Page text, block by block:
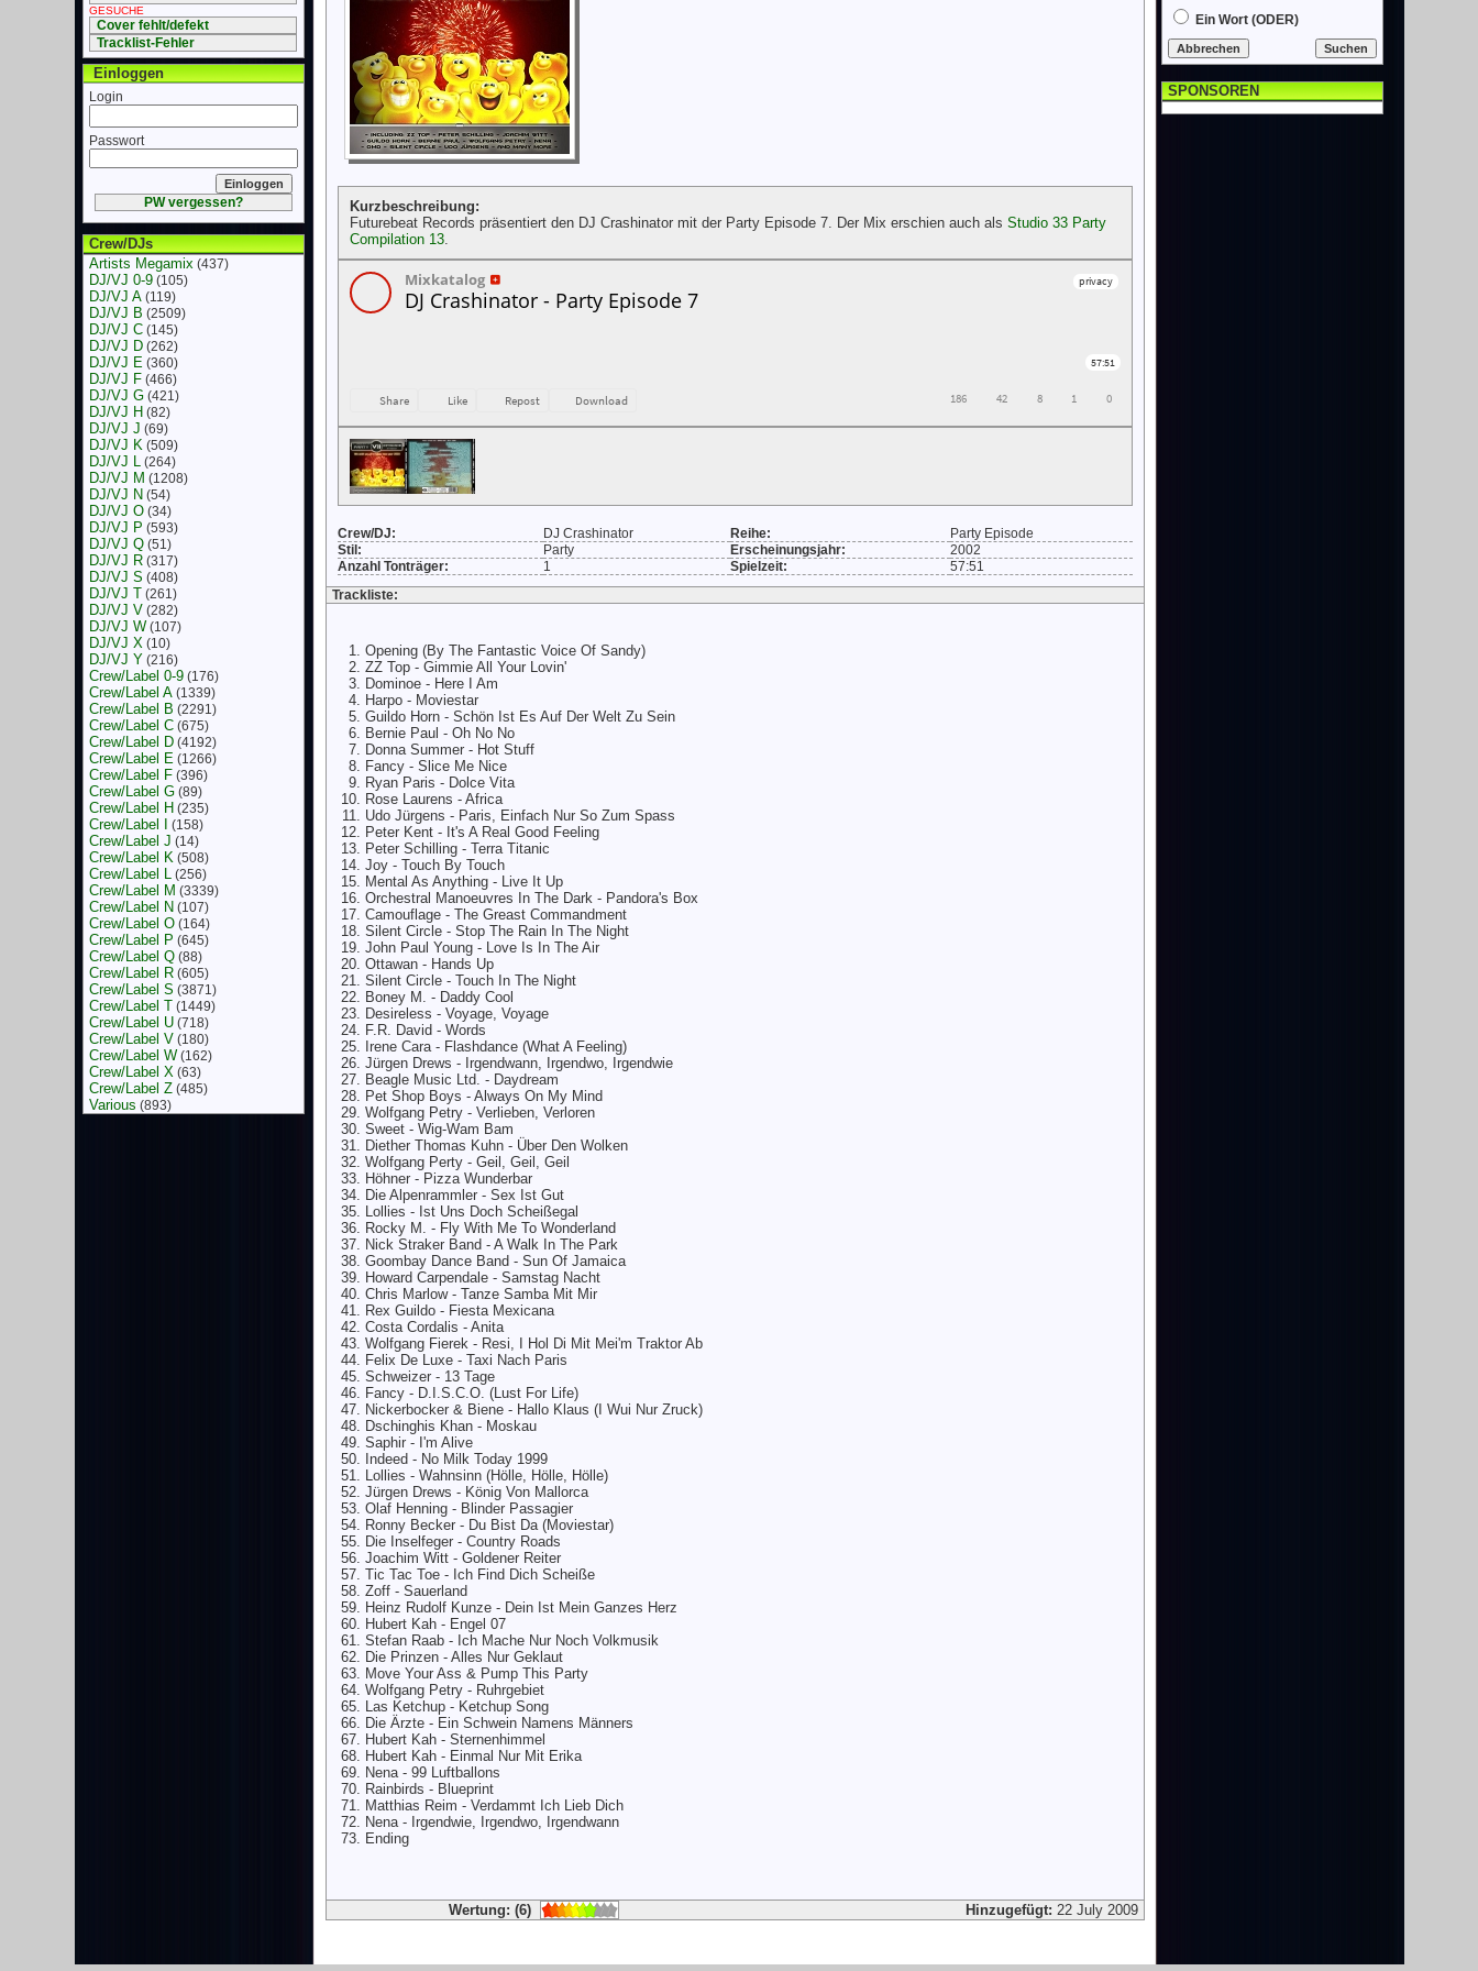
GESUCHE
Cover fehlt/defekt
Tracklist-Fehler
Einloggen
Login
Passwort
PW vergessen?
Crew/DJs
Artists Megamix(437)
DJ/VJ 0-9(105)
DJ/VJ A(119)
DJ/VJ B (2509)
DJ/VJ C(145)
DJ/VJ D(262)
DJ/VJ E(360)
DJ/VJ F(466)
DJ/VJ G(421)
DJ/VJ H (82)
DJ/VJ J (69)
DJ/VJ K(509)
DJ/VJ L(264)
DJ/VJ M (1208)
DJ/VJ N (54)
DJ/VJ O(34)
DJ/VJ P (593)
DJ/VJ Q(51)
DJ/VJ R(317)
DJ/VJ S (408)
DJ/VJ T (261)
DJ/VJ V (282)
DJ/VJ W(107)
DJ/VJ X(10)
DJ/VJ Y (216)
Crew/Label 0-9(176)
Crew/Label A(1339)
Crew/Label B (2291)
Crew/Label C(675)
Crew/Label D(4192)
Crew/Label E(1266)
Crew/Label F(396)
Crew/Label G(89)
Crew/Label H (235)
Crew/Label I (158)
Crew/Label J (14)
Crew/Label K(508)
Crew/Label L(256)
Crew/Label M (3339)
Crew/Label N (107)
Crew/Label O(164)
Crew/Label P (645)
Crew/Label Q(88)
Crew/Label R(605)
Crew/Label S (3871)
Crew/Label T (1449)
Crew/Label U(718)
Crew/Label V (180)
Crew/Label W(162)
Crew/Label X(63)
Crew/Label Z(485)
Various (893)
Kurzbeschreibung:
Futurebeat Records präsentiert den DJ Crashinator mit der Party Episode 7. Der Mix erschien auch als Studio 33 Party
Compilation 13.
Crew/DJ: DJ Crashinator Reihe:
Party Episode
Stil:
Party Erscheinungsjahr:
2002
Anzahl Tonträger:
1 Spielzeit:
57:51
Trackliste:
Opening (By The Fantastic Voice Of Sandy)
ZZ Top - Gimmie All Your Lovin'
Dominoe - Here I Am
Harpo - Moviestar
Guildo Horn - Schön Ist Es Auf Der Welt Zu Sein
Bernie Paul - Oh No No
Donna Summer - Hot Stuff
Fancy - Slice Me Nice
Ryan Paris - Dolce Vita
Rose Laurens - Africa
Udo Jürgens - Paris, Einfach Nur So Zum Spass
Peter Kent - It's A Real Good Feeling
Peter Schilling - Terra Titanic
Joy - Touch By Touch
Mental As Anything - Live It Up
Orchestral Manoeuvres In The Dark - Pandora's Box
Camouflage - The Greast Commandment
Silent Circle - Stop The Rain In The Night
John Paul Young - Love Is In The Air
Ottawan - Hands Up
Silent Circle - Touch In The Night
Boney M. - Daddy Cool
Desireless - Voyage, Voyage
F.R. David - Words
Irene Cara - Flashdance (What A Feeling)
Jürgen Drews - Irgendwann, Irgendwo, Irgendwie
Beagle Music Ltd. - Daydream
Pet Shop Boys - Always On My Mind
Wolfgang Petry - Verlieben, Verloren
Sweet - Wig-Wam Bam
Diether Thomas Kuhn - Über Den Wolken
Wolfgang Perty - Geil, Geil, Geil
Höhner - Pizza Wunderbar
Die Alpenrammler - Sex Ist Gut
Lollies - Ist Uns Doch Scheißegal
Rocky M. - Fly With Me To Wonderland
Nick Straker Band - A Walk In The Park
Goombay Dance Band - Sun Of Jamaica
Howard Carpendale - Samstag Nacht
Chris Marlow - Tanze Samba Mit Mir
Rex Guildo - Fiesta Mexicana
Costa Cordalis - Anita
Wolfgang Fierek - Resi, I Hol Di Mit Mei'm Traktor Ab
Felix De Luxe - Taxi Nach Paris
Schweizer - 13 Tage
Fancy - D.I.S.C.O. (Lust For Life)
Nickerbocker & Biene - Hallo Klaus (I Wui Nur Zruck)
Dschinghis Khan - Moskau
Saphir - I'm Alive
Indeed - No Milk Today 1999
Lollies - Wahnsinn (Hölle, Hölle, Hölle)
Jürgen Drews - König Von Mallorca
Olaf Henning - Blinder Passagier
Ronny Becker - Du Bist Da (Moviestar)
Die Inselfeger - Country Roads
Joachim Witt - Goldener Reiter
Tic Tac Toe - Ich Find Dich Scheiße
Zoff - Sauerland
Heinz Rudolf Kunze - Dein Ist Mein Ganzes Herz
Hubert Kah - Engel 07
Stefan Raab - Ich Mache Nur Noch Volkmusik
Die Prinzen - Alles Nur Geklaut
Move Your Ass & Pump This Party
Wolfgang Petry - Ruhrgebiet
Las Ketchup - Ketchup Song
Die Ärzte - Ein Schwein Namens Männers
Hubert Kah - Sternenhimmel
Hubert Kah - Einmal Nur Mit Erika
Nena - 99 Luftballons
Rainbirds - Blueprint
Matthias Reim - Verdammt Ich Lieb Dich
Nena - Irgendwie, Irgendwo, Irgendwann
Ending
Wertung: (6) Hinzugefügt: 22 July 2009
Ein Wort (ODER)
SPONSOREN